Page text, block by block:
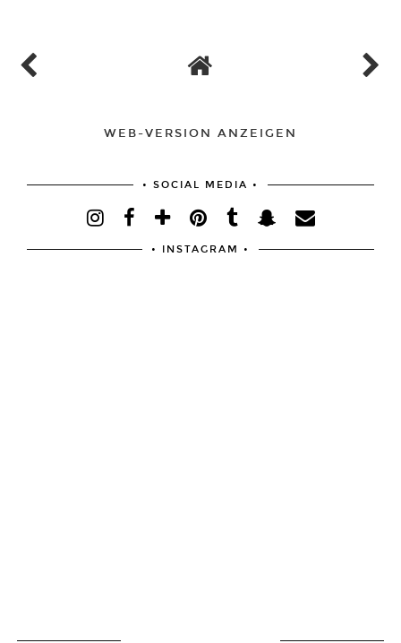
WEB-VERSION ANZEIGEN
• SOCIAL MEDIA •
• INSTAGRAM •